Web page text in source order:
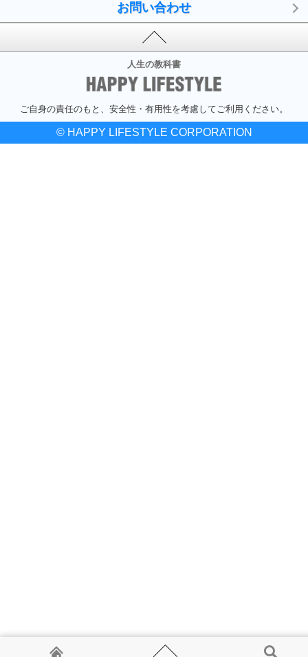
お問い合わせ
人生の教科書
ご自身の責任のもと、安全性・有用性を考慮してご利用ください。
© HAPPY LIFESTYLE CORPORATION